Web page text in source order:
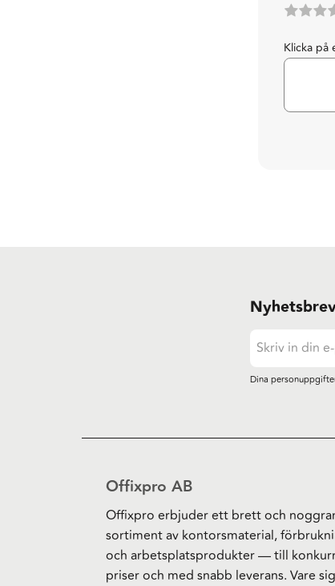
Klicka på
Dina
Offixpro AB
Offixpro erbjuder ett brett och
sortiment av kontorsmaterial,
och arbetsplatsprodukter — till
priser och med snabb leverans. Vare